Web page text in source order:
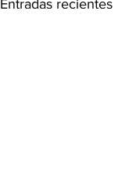
Entradas recientes